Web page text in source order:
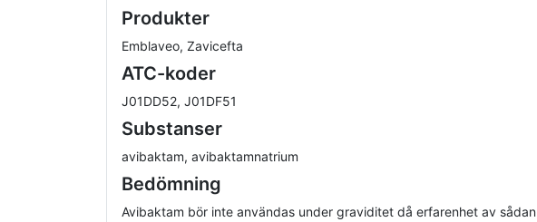
Produkter
Emblaveo, Zavicefta
ATC-koder
J01DD52, J01DF51
Substanser
avibaktam, avibaktamnatrium
Bedömning
Avibaktam bör inte användas under graviditet då erfarenhet av sådan